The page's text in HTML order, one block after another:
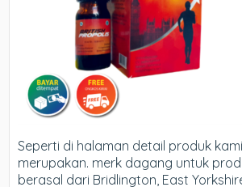
Seperti di halaman detail produk
merupakan. merk dagang untuk
berasal dari Bridlington, East